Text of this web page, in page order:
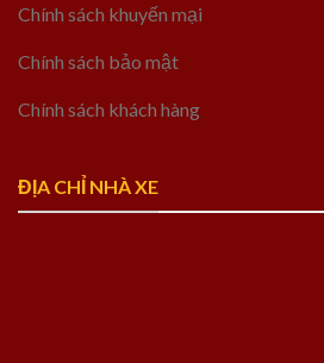
Chính sách khuyến mại
Chính sách bảo mật
Chính sách khách hàng
ĐỊA CHỈ NHÀ XE